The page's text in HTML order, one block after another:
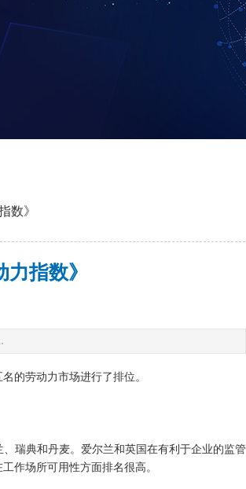
数》
指数》
的劳动力市场进行了排位。
瑞典和丹麦。爱尔兰和英国在有利于企业的监管
作场所可用性方面排名很高。